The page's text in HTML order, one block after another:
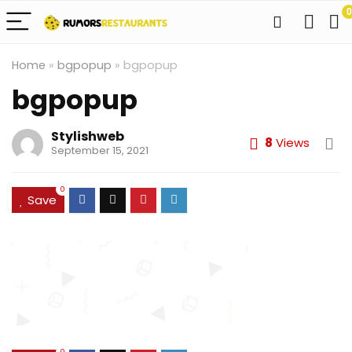
0
Home » bgpopup » bgpopup
bgpopup
Stylishweb
September 15, 2021 8 Views
Save
0